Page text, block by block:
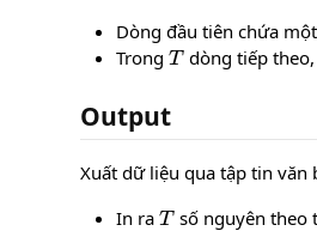
Dòng đầu tiên chứa
Trong
T
dòng tiếp
Output
Xuất dữ liệu qua tập tin văn
In ra
số nguyên theo